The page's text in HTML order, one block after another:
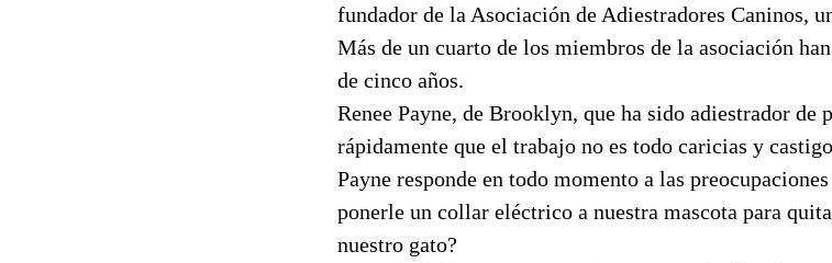
fundador de la Asociación de Adiestradores Caninos,
Más de un cuarto de los miembros de la asociación
de cinco años.
Renee Payne, de Brooklyn, que ha sido adiestrador de
rápidamente que el trabajo no es todo caricias y
Payne responde en todo momento a las
ponerle un collar eléctrico a nuestra mascota para
nuestro gato?